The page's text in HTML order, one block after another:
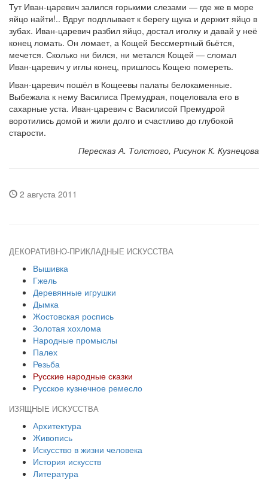
Тут Иван-царевич залился горькими слезами — где же в море
яйцо найти!.. Вдруг подплывает к берегу щука и держит яйцо в
зубах. Иван-царевич разбил яйцо, достал иголку и давай у неё
конец ломать. Он ломает, а Кощей Бессмертный бьётся,
мечется. Сколько ни бился, ни метался Кощей — сломал
Иван-царевич у иглы конец, пришлось Кощею помереть.
Иван-царевич пошёл в Кощеевы палаты белокаменные.
Выбежала к нему Василиса Премудрая, поцеловала его в
сахарные уста. Иван-царевич с Василисой Премудрой
воротились домой и жили долго и счастливо до глубокой
старости.
Пересказ А. Толстого, Рисунок К. Кузнецова
2 августа 2011
ДЕКОРАТИВНО-ПРИКЛАДНЫЕ ИСКУССТВА
Вышивка
Гжель
Деревянные игрушки
Дымка
Жостовская роспись
Золотая хохлома
Народные промыслы
Палех
Резьба
Русские народные сказки
Русское кузнечное ремесло
ИЗЯЩНЫЕ ИСКУССТВА
Архитектура
Живопись
Искусство в жизни человека
История искусств
Литература